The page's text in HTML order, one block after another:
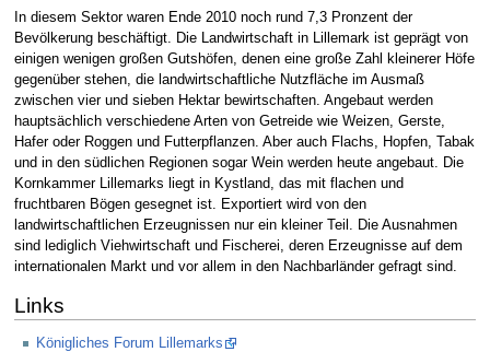
In diesem Sektor waren Ende 2010 noch rund 7,3 Pronzent der
Bevölkerung beschäftigt. Die Landwirtschaft in Lillemark ist geprägt von
einigen wenigen großen Gutshöfen, denen eine große Zahl kleinerer Höfe
gegenüber stehen, die landwirtschaftliche Nutzfläche im Ausmaß
zwischen vier und sieben Hektar bewirtschaften. Angebaut werden
hauptsächlich verschiedene Arten von Getreide wie Weizen, Gerste,
Hafer oder Roggen und Futterpflanzen. Aber auch Flachs, Hopfen, Tabak
und in den südlichen Regionen sogar Wein werden heute angebaut. Die
Kornkammer Lillemarks liegt in Kystland, das mit flachen und
fruchtbaren Bögen gesegnet ist. Exportiert wird von den
landwirtschaftlichen Erzeugnissen nur ein kleiner Teil. Die Ausnahmen
sind lediglich Viehwirtschaft und Fischerei, deren Erzeugnisse auf dem
internationalen Markt und vor allem in den Nachbarländer gefragt sind.
Links
Königliches Forum Lillemarks